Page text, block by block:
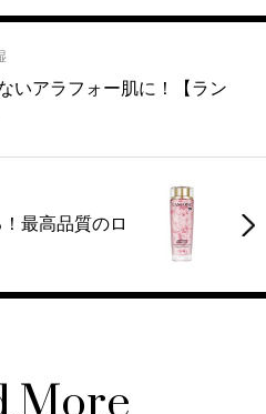
いアラフォー肌に！【ラン
最高品質のロ